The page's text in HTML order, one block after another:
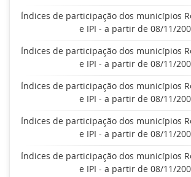
Índices de participação dos municípios
e IPI - a partir de 08/11/
Índices de participação dos municípios
e IPI - a partir de 08/11/
Índices de participação dos municípios
e IPI - a partir de 08/11/
Índices de participação dos municípios
e IPI - a partir de 08/11/
Índices de participação dos municípios
e IPI - a partir de 08/11/